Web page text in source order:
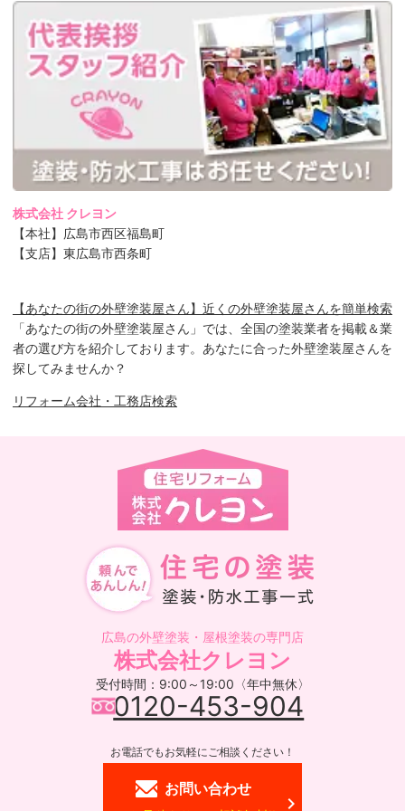
株式会社 クレヨン
【本社】広島市西区福島町
【支店】東広島市西条町
【あなたの街の外壁塗装屋さん】近くの外壁塗装屋さんを簡単検索
「あなたの街の外壁塗装屋さん」では、全国の塗装業者を掲載＆業
者の選び方を紹介しております。あなたに合った外壁塗装屋さんを
探してみませんか？
リフォーム会社・工務店検索
広島の外壁塗装・屋根塗装の専門店
株式会社クレヨン
受付時間：9:00～19:00〈年中無休〉
0120-453-904
お電話でもお気軽にご相談ください！
お問い合わせ